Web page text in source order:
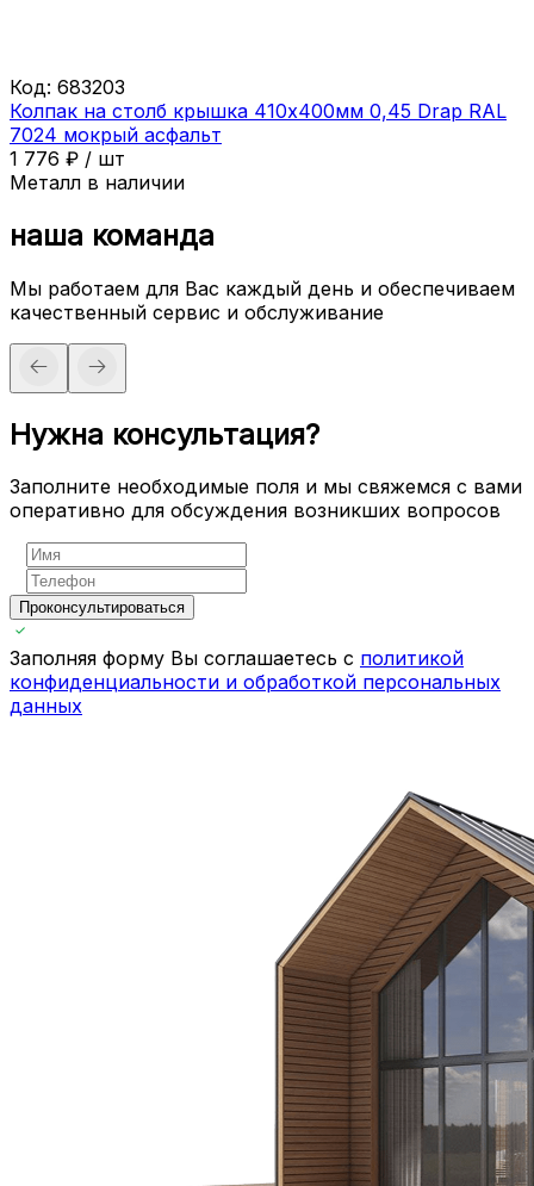
Код: 683203
Колпак на столб крышка 410х400мм 0,45 Drap RAL
7024 мокрый асфальт
1 776 ₽ / шт
Металл в наличии
наша команда
Мы работаем для Вас каждый день и обеспечиваем
качественный сервис и обслуживание
Нужна консультация?
Заполните необходимые поля и мы свяжемся с вами
оперативно для обсуждения возникших вопросов
Проконсультироваться
Заполняя форму Вы соглашаетесь с политикой
конфиденциальности и обработкой персональных
данных